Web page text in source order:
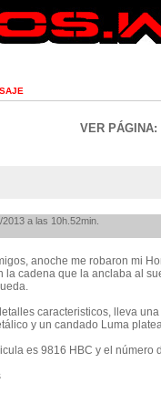
VER PÁGINA:
a las 10h.52min.
anoche me robaron mi
la cadena que la anclaba al
caracteristicos, lleva
y un candado Luma
es 9816 HBC y el número